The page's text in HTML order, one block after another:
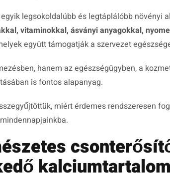
legsokoldalúbb és legtáplálóbb növényi
vitaminokkal, ásványi anyagokkal,
együtt támogatják a szervezet
hanem az egészségügyben, a
is fontos alapanyag.
miért érdemes rendszeresen